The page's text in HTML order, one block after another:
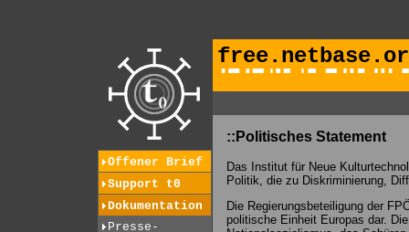
Offener Brief
Support t0
Dokumentation
Presse-
::Politisches Statement
Das Institut für Neue
Politik, die zu Diskriminierung,
Die Regierungsbeteiligung der
politische Einheit Europas dar.